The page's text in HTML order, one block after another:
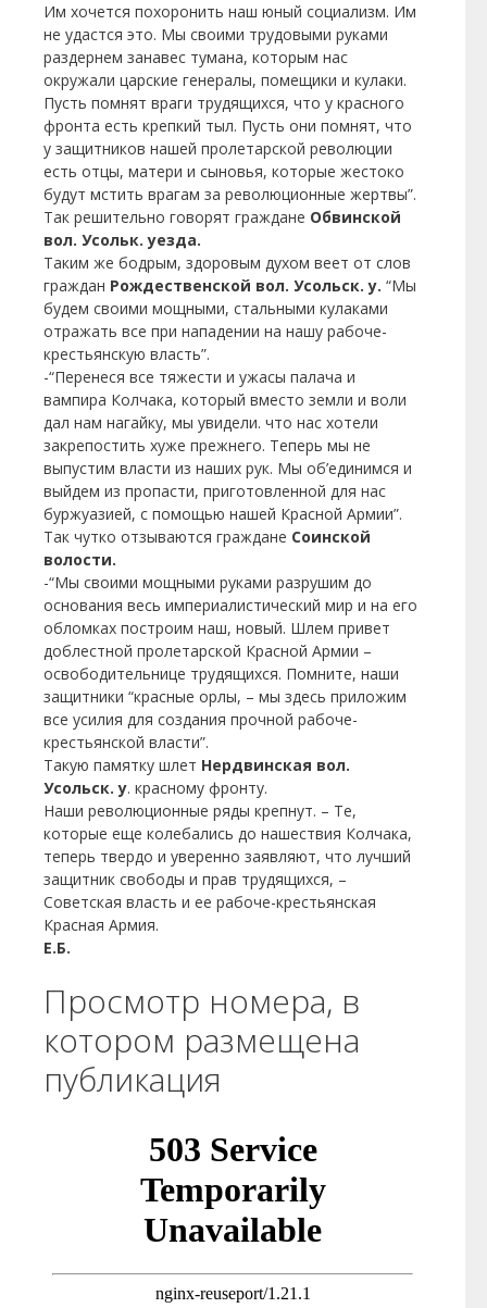
Им хочется похоронить наш юный социализм. Им
не удастся это. Мы своими трудовыми руками
раздернем занавес тумана, которым нас
окружали царские генералы, помещики и кулаки.
Пусть помнят враги трудящихся, что у красного
фронта есть крепкий тыл. Пусть они помнят, что
у защитников нашей пролетарской революции
есть отцы, матери и сыновья, которые жестоко
будут мстить врагам за революционные жертвы”.
Так решительно говорят граждане Обвинской
вол. Усольк. уезда.
Таким же бодрым, здоровым духом веет от слов
граждан Рождественской вол. Усольск. у. “Мы
будем своими мощными, стальными кулаками
отражать все при нападении на нашу рабоче-
крестьянскую власть”.
-“Перенеся все тяжести и ужасы палача и
вампира Колчака, который вместо земли и воли
дал нам нагайку, мы увидели. что нас хотели
закрепостить хуже прежнего. Теперь мы не
выпустим власти из наших рук. Мы об’единимся и
выйдем из пропасти, приготовленной для нас
буржуазией, с помощью нашей Красной Армии”.
Так чутко отзываются граждане Соинской
волости.
-“Мы своими мощными руками разрушим до
основания весь империалистический мир и на его
обломках построим наш, новый. Шлем привет
доблестной пролетарской Красной Армии –
освободительнице трудящихся. Помните, наши
защитники “красные орлы, – мы здесь приложим
все усилия для создания прочной рабоче-
крестьянской власти”.
Такую памятку шлет Нердвинская вол.
Усольск. у. красному фронту.
Наши революционные ряды крепнут. – Те,
которые еще колебались до нашествия Колчака,
теперь твердо и уверенно заявляют, что лучший
защитник свободы и прав трудящихся, –
Советская власть и ее рабоче-крестьянская
Красная Армия.
Е.Б.
Просмотр номера, в
котором размещена
публикация